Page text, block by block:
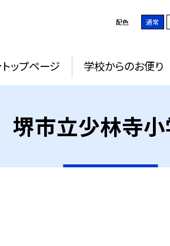
配色 通常
トップページ 学校からのお便り
堺市立少林寺